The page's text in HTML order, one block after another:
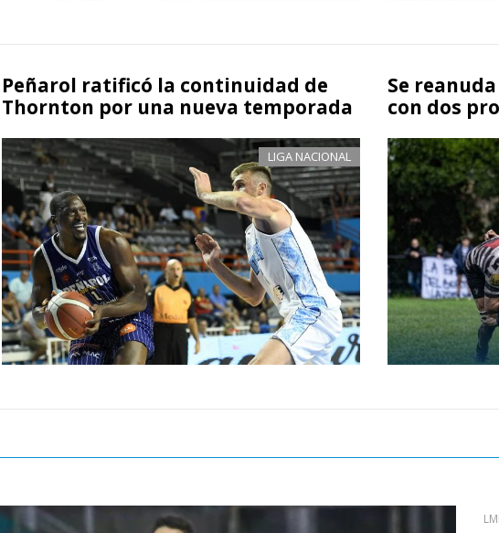
Peñarol ratificó la continuidad de
Thornton por una nueva temporada
LIGA NACIONAL
Se
con dos